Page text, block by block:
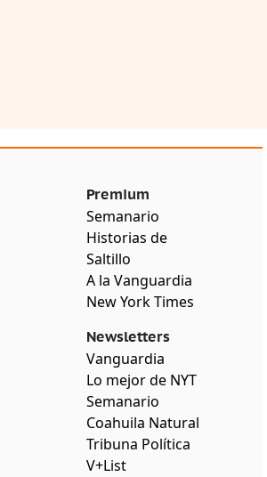
Premium
Semanario
Historias de
Saltillo
A la Vanguardia
New York Times
Newsletters
Vanguardia
Lo mejor de NYT
Semanario
Coahuila Natural
Tribuna Política
V+List